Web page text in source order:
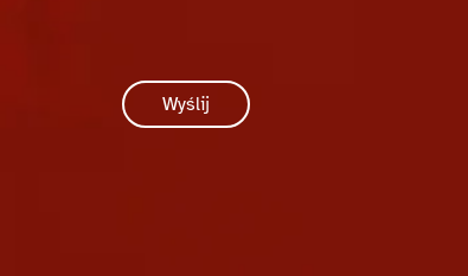
w związku z korzystaniem przez administratora z
en-us/licensing/product-licensing/products.aspx
jest świadczenie usług teleinformatycznych.
Wyślij